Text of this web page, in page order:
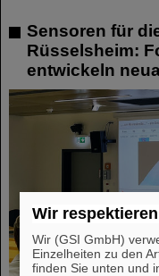
Sensoren für
Rüsselsheim:
entwickeln
Wir
Wir (GSI GmbH)
Einzelheiten zu den
finden Sie unten und